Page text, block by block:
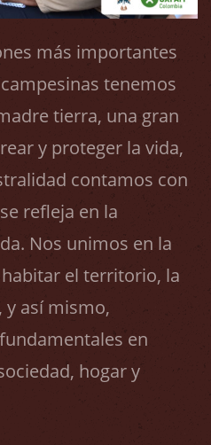
más importantes
tenemos
tierra, una gran
y proteger la vida,
contamos con
refleja en la
Nos unimos en la
el territorio, la
y así mismo,
en
hogar y